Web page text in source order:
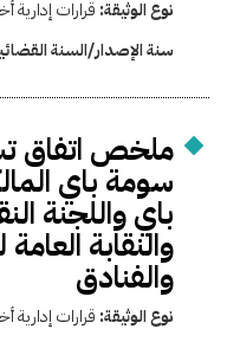
نوع الوثيقة: قرارات إدارية
سنة الإصدار/السنة
ملخص اتفاق
سومة باي
باي واللجنة
والنقابة
والفنادق
نوع الوثيقة: قرارات إدارية